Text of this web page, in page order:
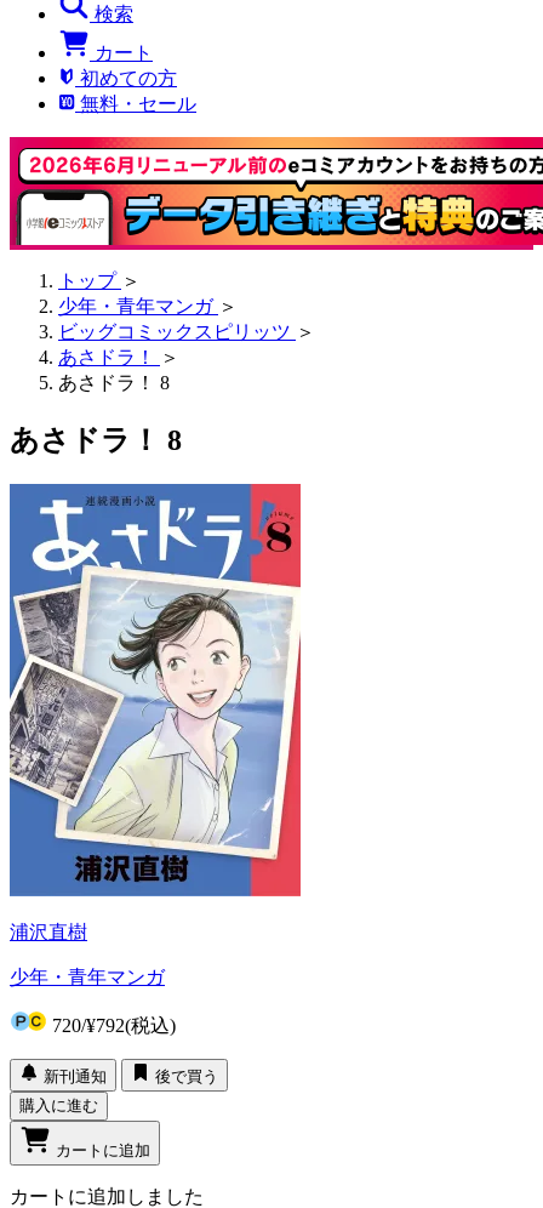
検索
カート
初めての方
無料・セール
トップ ＞
少年・青年マンガ ＞
ビッグコミックスピリッツ ＞
あさドラ！
＞
あさドラ！ 8
あさドラ！ 8
浦沢直樹
少年・青年マンガ
720/¥792(税込)
新刊通知
後で買う
購入に進む
カートに追加
カートに追加しました